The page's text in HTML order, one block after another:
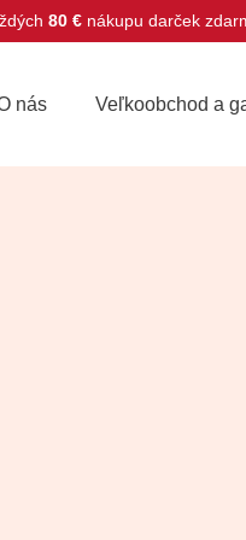
80 € nákupu darček
nás Veľkoobchod a